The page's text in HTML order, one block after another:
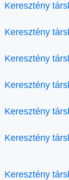
Keresztény
Keresztény
Keresztény
Keresztény
Keresztény
Keresztény
Keresztény